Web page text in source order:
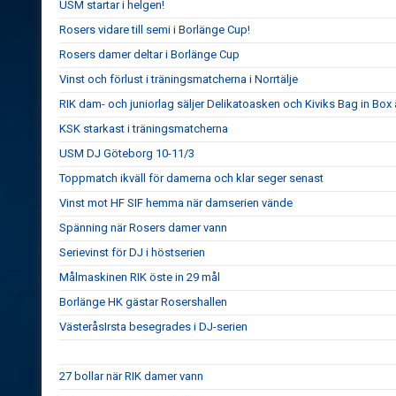
USM startar i helgen!
Rosers vidare till semi i Borlänge Cup!
Rosers damer deltar i Borlänge Cup
Vinst och förlust i träningsmatcherna i Norrtälje
RIK dam- och juniorlag säljer Delikatoasken och Kiviks Bag in
KSK starkast i träningsmatcherna
USM DJ Göteborg 10-11/3
Toppmatch ikväll för damerna och klar seger senast
Vinst mot HF SIF hemma när damserien vände
Spänning när Rosers damer vann
Serievinst för DJ i höstserien
Målmaskinen RIK öste in 29 mål
Borlänge HK gästar Rosershallen
VästeråsIrsta besegrades i DJ-serien
27 bollar när RIK damer vann